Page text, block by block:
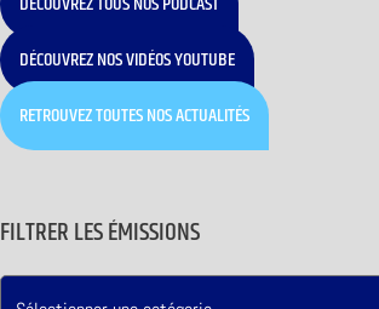
DÉCOUVREZ NOS VIDÉOS YOUTUBE
RETROUVEZ TOUTES NOS ACTUALITÉS
FILTRER LES ÉMISSIONS